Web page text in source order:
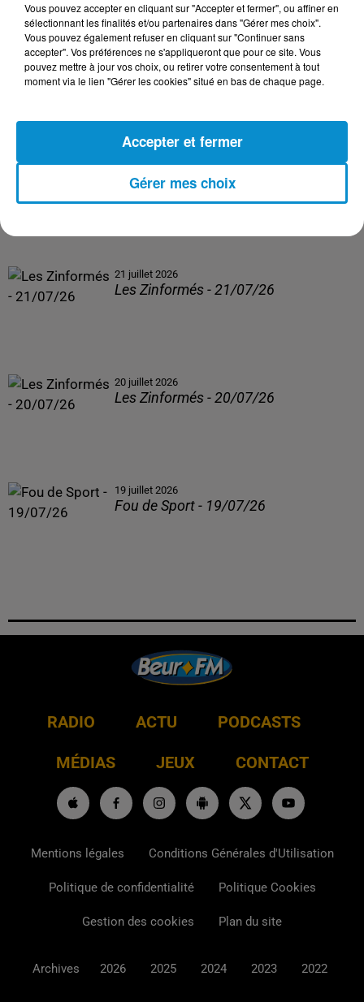
23 juillet 2026
Les Zinformés - 23/07/26
22 juillet 2026
Les Zinformés - 22/07/26
21 juillet 2026
Les Zinformés - 21/07/26
20 juillet 2026
Les Zinformés - 20/07/26
19 juillet 2026
Fou de Sport - 19/07/26
RADIO ACTU PODCASTS
MÉDIAS JEUX CONTACT
Mentions légales Conditions Générales d'Utilisation
Politique de confidentialité Politique Cookies
Gestion des cookies Plan du site
Archives 2026 2025 2024 2023 2022
Vous pouvez accepter en cliquant sur "Accepter et fermer", ou affiner en
sélectionnant les finalités et/ou partenaires dans "Gérer mes choix".
Vous pouvez également refuser en cliquant sur "Continuer sans
accepter". Vos préférences ne s'appliqueront que pour ce site. Vous
pouvez mettre à jour vos choix, ou retirer votre consentement à tout
moment via le lien "Gérer les cookies" situé en bas de chaque page.
Gérer mes choix
Accepter et fermer